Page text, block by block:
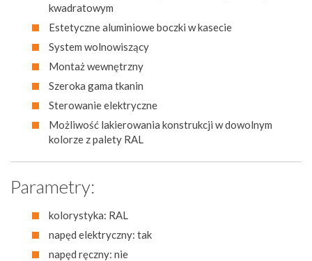
kwadratowym
Estetyczne aluminiowe boczki w kasecie
System wolnowiszący
Montaż wewnętrzny
Szeroka gama tkanin
Sterowanie elektryczne
Możliwość lakierowania konstrukcji w dowolnym
kolorze z palety RAL
Parametry:
kolorystyka: RAL
napęd elektryczny: tak
napęd ręczny: nie